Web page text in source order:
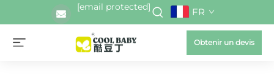
[email protected] FR
Obtenir un devis